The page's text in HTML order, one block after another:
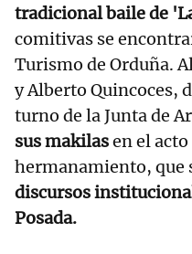
tradicional baile de
comitivas se
Turismo de Orduña.
y Alberto Quincoces,
turno de la Junta de
sus makilasen el
hermanamiento, que
discursos
Posada.